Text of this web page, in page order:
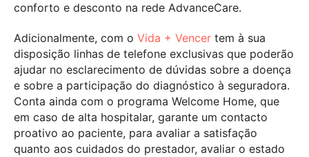
conforto e desconto na rede AdvanceCare.
Adicionalmente, com o Vida + Vencer tem à sua
disposição linhas de telefone exclusivas que poderão
ajudar no esclarecimento de dúvidas sobre a doença
e sobre a participação do diagnóstico à seguradora.
Conta ainda com o programa Welcome Home, que
em caso de alta hospitalar, garante um contacto
proativo ao paciente, para avaliar a satisfação
quanto aos cuidados do prestador, avaliar o estado